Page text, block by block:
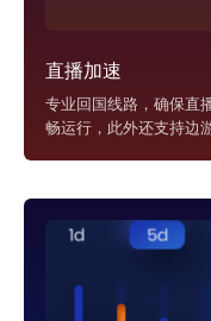
直播加速
专业回国线路，确保直
畅运行，此外还支持边